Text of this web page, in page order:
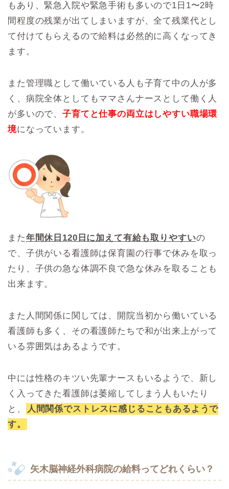
もあり、緊急入院や緊急手術も多いので1日1〜2時
間程度の残業が出てしまいますが、全て残業代とし
て付けてもらえるので給料は必然的に高くなってき
ます。
また管理職として働いている人も子育て中の人が多
く、病院全体としてもママさんナースとして働く人
が多いので、子育てと仕事の両立はしやすい職場環
境になっています。
また年間休日120日に加えて有給も取りやすいの
で、子供がいる看護師は保育園の行事で休みを取っ
たり、子供の急な体調不良で急な休みを取ることも
出来ます。
また人間関係に関しては、開院当初から働いている
看護師も多く、その看護師たちで和が出来上がって
いる雰囲気はあるようです。
中には性格のキツい先輩ナースもいるようで、新し
く入ってきた看護師は萎縮してしまう人もいたり
と、
人間関係でストレスに感じることもあるようで
す。
矢木脳神経外科病院の給料ってどれくらい？